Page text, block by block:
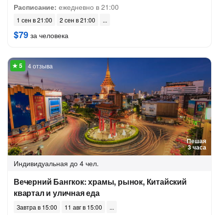
Расписание: ежедневно в 21:00
1 сен в 21:00 2 сен в 21:00
$79 за человека
Пешая
3 часа
4 отзыва
Индивидуальная до 4 чел.
Вечерний Бангкок: храмы, рынок, Китайский
квартал и уличная еда
Завтра в 15:00 11 авг в 15:00